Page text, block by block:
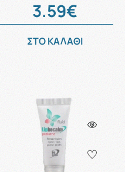
3.59€
ΣΤΟ ΚΑΛΑΘΙ